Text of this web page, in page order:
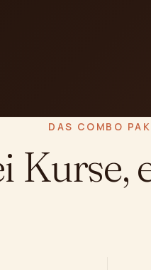
DAS COMBO
Kurse,